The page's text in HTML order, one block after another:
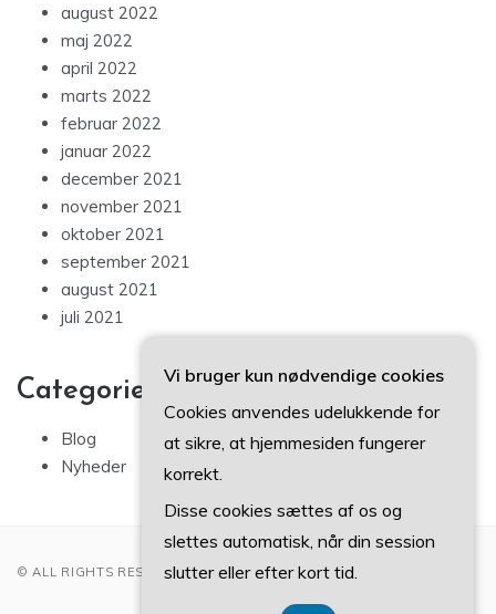
august 2022
maj 2022
april 2022
marts 2022
februar 2022
januar 2022
december 2021
november 2021
oktober 2021
september 2021
august 2021
juli 2021
Categories
Blog
Nyheder
© ALL RIGHTS RESERVED 2022
Vi bruger kun nødvendige cookies
Cookies anvendes udelukkende for
at sikre, at hjemmesiden fungerer
korrekt.
Disse cookies sættes af os og
slettes automatisk, når din session
slutter eller efter kort tid.